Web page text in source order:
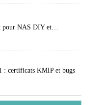
pour NAS DIY et…
: certificats KMIP et bugs